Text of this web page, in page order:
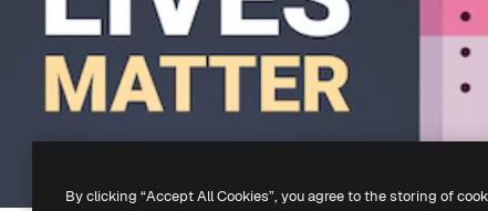
By clicking “Accept All Cookies”, you agree to the storing of